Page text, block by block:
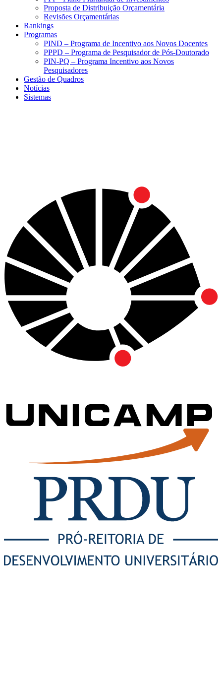
Proposta de Distribuição Orçamentária
Revisões Orçamentárias
Rankings
Programas
PIND – Programa de Incentivo aos Novos Docentes
PPPD – Programa de Pesquisador de Pós-Doutorado
PIN-PQ – Programa Incentivo aos Novos
Pesquisadores
Gestão de Quadros
Notícias
Sistemas